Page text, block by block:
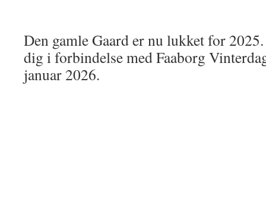
Den gamle Gaard er nu lukket for
dig i forbindelse med Faaborg
januar 2026.